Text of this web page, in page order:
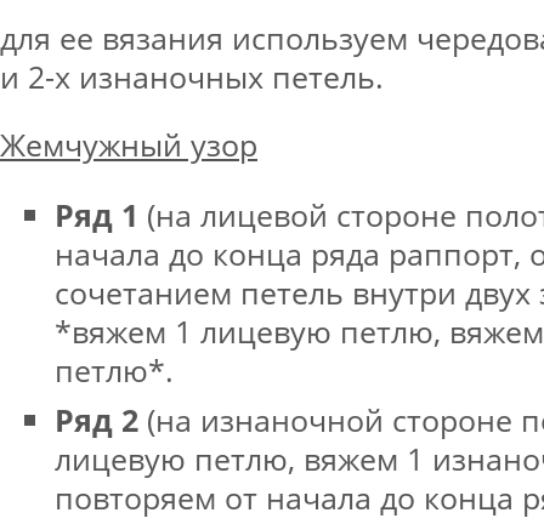
для ее вязания используем
и 2-х изнаночных петель.
Жемчужный узор
Ряд 1 (на лицевой стороне
начала до конца ряда раппорт,
сочетанием петель внутри двух
*вяжем 1 лицевую петлю,
петлю*.
Ряд 2 (на изнаночной стороне
лицевую петлю, вяжем 1
повторяем от начала до конца